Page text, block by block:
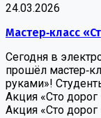
24.03.2026
Мастер‑класс
Сегодня в
прошёл
руками»!
Акция «Сто дорог
Акция «Сто дорог